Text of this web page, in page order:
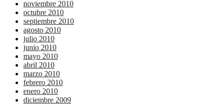
noviembre 2010
octubre 2010
septiembre 2010
agosto 2010
julio 2010
junio 2010
mayo 2010
abril 2010
marzo 2010
febrero 2010
enero 2010
diciembre 2009